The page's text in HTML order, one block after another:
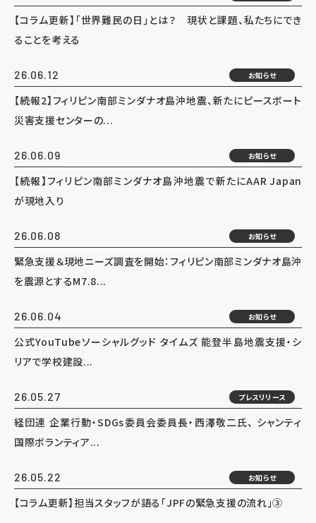
【コラム更新】「世界難民の日」とは？ 現状と課題、私たちにでき
ることを考える
26.06.12 お知らせ
【続報2】フィリピン南部ミンダナオ島沖地震、新たにピースボート
災害支援センターの...
26.06.09 お知らせ
【続報】フィリピン南部ミンダナオ島沖地震で新たにAAR Japan
が現地入り
26.06.08 お知らせ
緊急支援＆現地ニーズ調査を開始：フィリピン南部ミンダナオ島沖
を震源とするM7.8...
26.06.04 お知らせ
公式YouTubeソーシャルグッド タイムズ 能登半島地震支援・シ
リアで学校建設...
26.05.27 プレスリリース
経団連 企業行動・SDGs委員会委員長・西澤敬二氏、 シャンティ
国際ボランティア...
26.05.22 お知らせ
【コラム更新】担当スタッフが語る「JPFの緊急支援の流れ」③